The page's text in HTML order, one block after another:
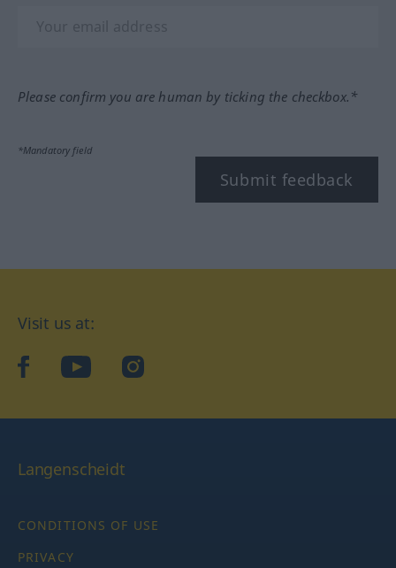
Please confirm you are human by ticking the checkbox.*
*Mandatory field
Submit feedback
Visit us at:
facebookYouTubeInstagram
Langenscheidt
CONDITIONS OF USE
PRIVACY